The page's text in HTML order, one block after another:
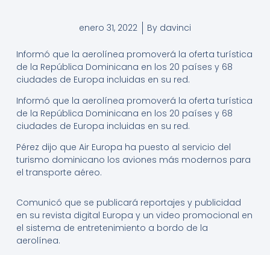
enero 31, 2022 By davinci
Informó que la aerolínea promoverá la oferta turística
de la República Dominicana en los 20 países y 68
ciudades de Europa incluidas en su red.
Informó que la aerolínea promoverá la oferta turística
de la República Dominicana en los 20 países y 68
ciudades de Europa incluidas en su red.
Pérez dijo que Air Europa ha puesto al servicio del
turismo dominicano los aviones más modernos para
el transporte aéreo.
Comunicó que se publicará reportajes y publicidad
en su revista digital Europa y un video promocional en
el sistema de entretenimiento a bordo de la
aerolínea.